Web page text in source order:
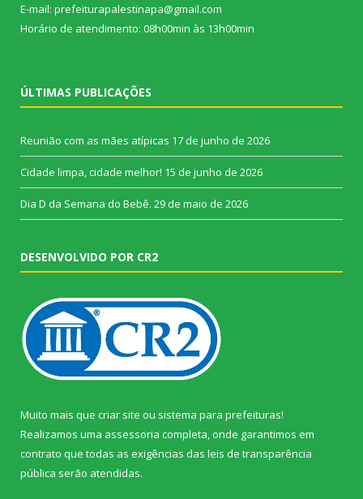
E-mail: prefeiturapalestinapa@gmail.com
Horário de atendimento: 08h00min às 13h00min
ÚLTIMAS PUBLICAÇÕES
Reunião com as mães atípicas 17 de junho de 2026
Cidade limpa, cidade melhor! 15 de junho de 2026
Dia D da Semana do Bebê. 29 de maio de 2026
DESENVOLVIDO POR CR2
Muito mais que criar site ou sistema para prefeituras!
Realizamos uma assessoria completa, onde garantimos em
contrato que todas as exigências das leis de transparência
pública serão atendidas.